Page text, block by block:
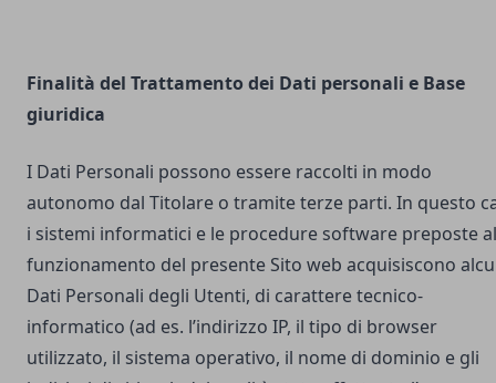
Finalità del Trattamento dei Dati personali e Base
giuridica
I Dati Personali possono essere raccolti in modo
autonomo dal Titolare o tramite terze parti. In questo
i sistemi informatici e le procedure software preposte al
funzionamento del presente Sito web acquisiscono
Dati Personali degli Utenti, di carattere tecnico-
informatico (ad es. l’indirizzo IP, il tipo di browser
utilizzato, il sistema operativo, il nome di dominio e gli